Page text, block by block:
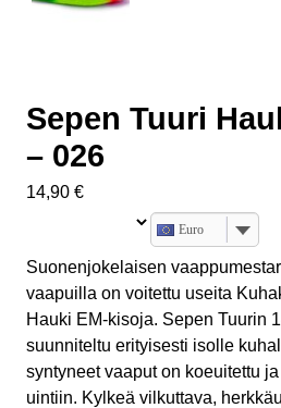
Sepen Tuuri
– 026
14,90 €
Euro
Suonenjokelaisen
vaapuilla on voitettu useita
Hauki EM-kisoja. Sepen Tuurin
suunniteltu erityisesti isolle
syntyneet vaaput on koeuitettu
uintiin. Kylkeä vilkuttava,